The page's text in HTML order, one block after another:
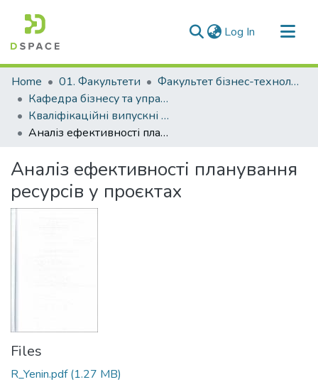
Log In (current)
Communities & Collections
All of DSpace
Statistics
Home 01. Факультети
Факультет бізнес-технологій та економіки
Кафедра бізнесу та управління (Кафедра Б та У)
Кваліфікаційні випускні роботи здобувачів вищої освіти кафедри Б та У
Аналіз ефективності планування ресурсів у проєктах
Аналіз ефективності планування
ресурсів у проєктах
Files
R_Yenin.pdf(1.27 MB)